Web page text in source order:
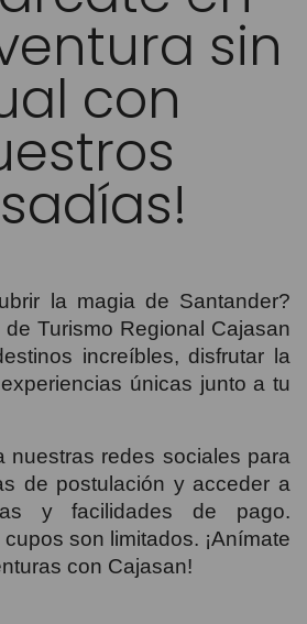
sin
con
la magia de Santander?
Turismo Regional Cajasan
increíbles, disfrutar la
únicas junto a tu
nuestras redes sociales para
de postulación y acceder a
y facilidades de pago.
son limitados. ¡Anímate
con Cajasan!